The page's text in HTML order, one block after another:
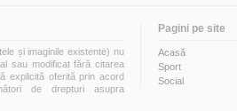
și imaginile existente) nu
sau modificat fără citarea
explicită oferită prin acord
de drepturi asupra
Pagini pe site
Acasă
Sport
Social